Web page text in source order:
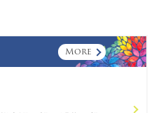
More